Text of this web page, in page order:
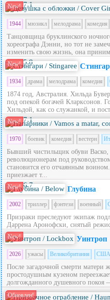
New! 7.1
1944 мюзикл мелодрама комедия
Танцовщица бруклинского
хореографа Дэнни, но тот не
изменить свою жизнь, она
New! 5.8
1934 драма мелодрама комедия
1874 год, Австралия. Хильда
под опекой богачей Кларксонов.
Хильдой, как со служанкой, и
New! 7.1
1970 боевик комедия вестерн
Бывший чистильщик обуви
революционерам под
становится его отчаянным
приезжает т...
New! 6.7 Глубина
2002 триллер фэнтези военный
Призраки преследуют экипаж
Даррена Аронофски, снятый
New! Уинтроп
2026 ужасы Великобритания США
После загадочной смерти матери
простодушным кузеном
долгожданного душевного покоя
Обновлен!